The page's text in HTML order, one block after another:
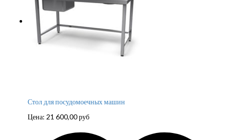
Стол для посудомоечных машин
Цена: 21 600,00руб